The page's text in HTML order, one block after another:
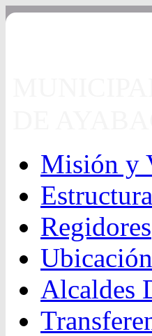
Misión y
Regidores
Ubicación
Alcaldes